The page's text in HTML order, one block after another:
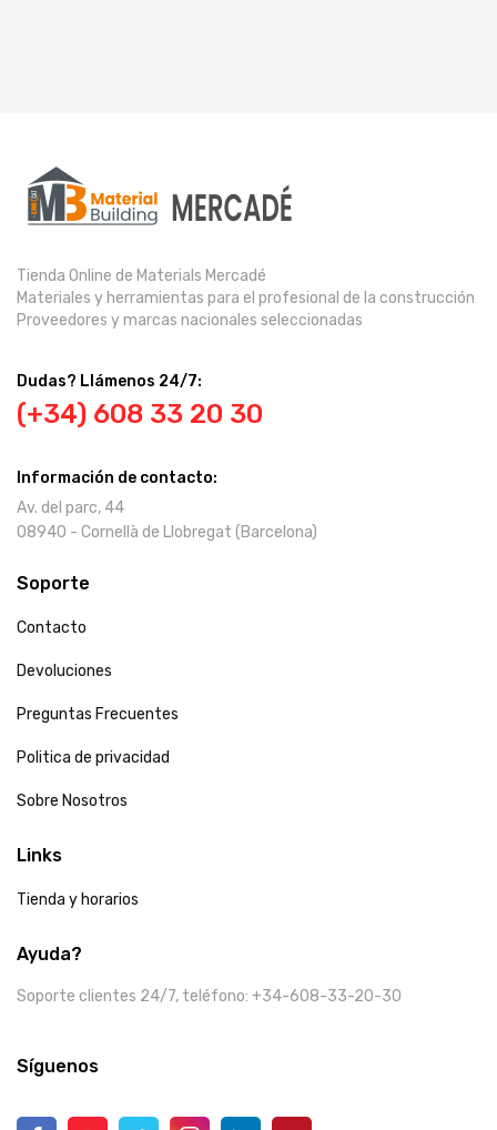
Tienda Online de Materials Mercadé
Materiales y herramientas para el profesional de la construcción
Proveedores y marcas nacionales seleccionadas
Dudas? Llámenos 24/7:
(+34) 608 33 20 30
Información de contacto:
Av. del parc, 44
08940 - Cornellà de Llobregat (Barcelona)
Soporte
Contacto
Devoluciones
Preguntas Frecuentes
Politica de privacidad
Sobre Nosotros
Links
Tienda y horarios
Ayuda?
Soporte clientes 24/7, teléfono: +34-608-33-20-30
Síguenos